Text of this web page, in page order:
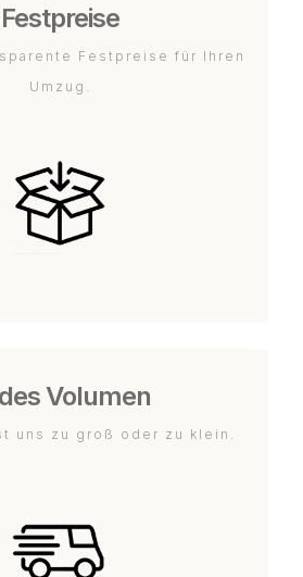
Festpreise
Festpreise für Ihren
Umzug.
Volumen
uns zu groß oder zu klein.